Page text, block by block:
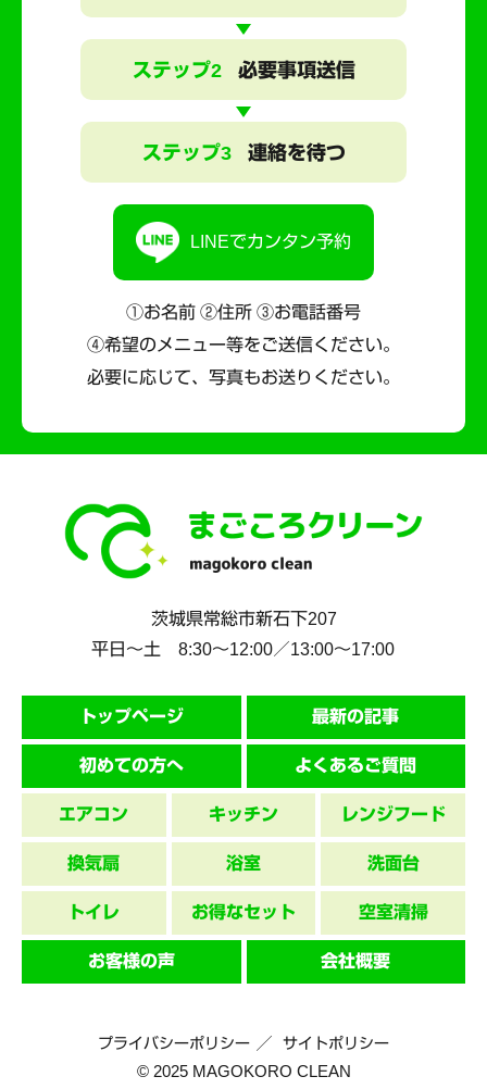
ステップ2 必要事項送信
ステップ3 連絡を待つ
LINEでカンタン予約
①お名前 ②住所 ③お電話番号
④希望のメニュー等をご送信ください。
必要に応じて、写真もお送りください。
茨城県常総市新石下207
平日～土 8:30〜12:00／13:00〜17:00
トップページ 最新の記事
初めての方へ よくあるご質問
エアコン キッチン レンジフード
換気扇 浴室 洗面台
トイレ お得なセット 空室清掃
お客様の声 会社概要
プライバシーポリシー サイトポリシー
© 2025 MAGOKORO CLEAN